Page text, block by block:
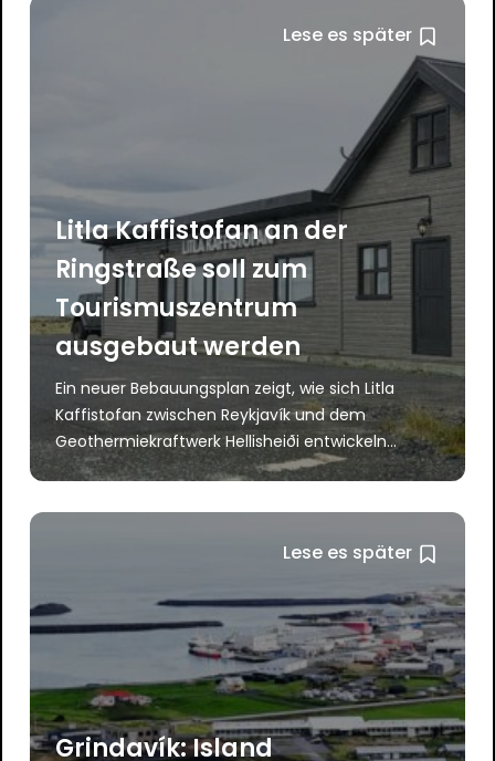
Lese es später
Litla Kaffistofan an der
Ringstraße soll zum
Tourismuszentrum
ausgebaut werden
Ein neuer Bebauungsplan zeigt, wie sich Litla
Kaffistofan zwischen Reykjavík und dem
Geothermiekraftwerk Hellisheiði entwickeln...
Lese es später
Grindavík: Island